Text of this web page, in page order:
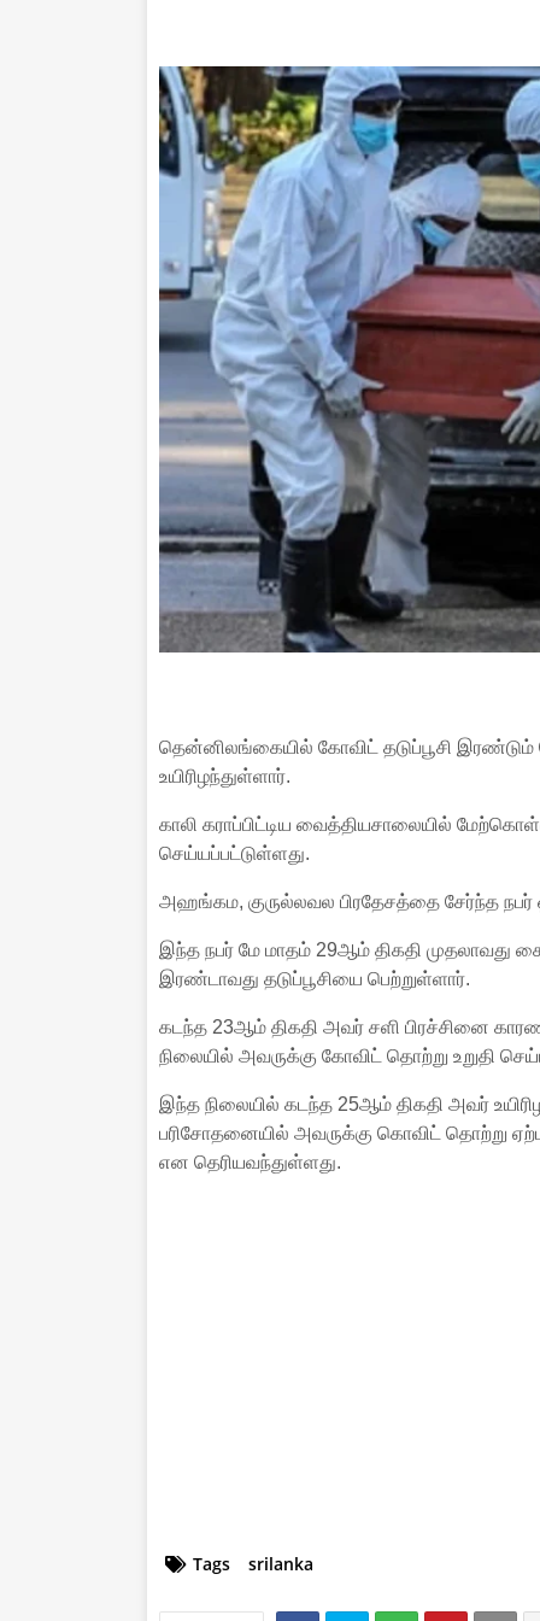
தென்னிலங்கையில் கோவிட் தடுப்பூசி
உயிரிழந்துள்ளார்.
காலி கராப்பிட்டிய வைத்தியசாலையில்
செய்யப்பட்டுள்ளது.
அஹங்கம, குருல்லவல பிரதேசத்தை சேர்ந்த நபர்
இந்த நபர் மே மாதம் 29ஆம் திகதி முதலாவது
இரண்டாவது தடுப்பூசியை பெற்றுள்ளார்.
கடந்த 23ஆம் திகதி அவர் சளி பிரச்சினை
நிலையில் அவருக்கு கோவிட் தொற்று உறுதி
இந்த நிலையில் கடந்த 25ஆம் திகதி அவர்
பரிசோதனையில் அவருக்கு கொவிட் தொற்று
என தெரியவந்துள்ளது.
Tags srilanka